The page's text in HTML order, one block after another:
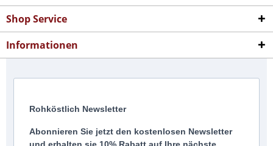
Shop Service
Informationen
Rohköstlich Newsletter
Abonnieren Sie jetzt den kostenlosen Newsletter
und erhalten sie 10% Rabatt auf Ihre nächste